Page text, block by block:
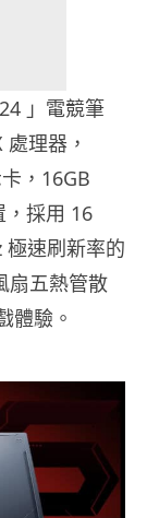
」電競筆
理器，
，16GB
，採用 16
極速刷新率的
扇五熱管散
體驗。